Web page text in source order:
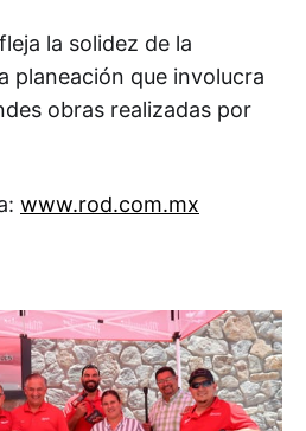
la solidez de la
planeación que involucra
obras realizadas por
www.rod.com.mx